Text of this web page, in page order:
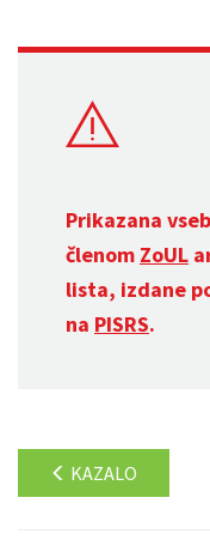
Prikazana
členom ZoUL
lista, izdane
na PISRS.
KAZALO